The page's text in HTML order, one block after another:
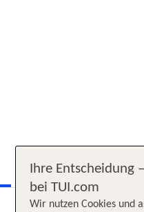
Ihre Entscheidung
bei TUI.com
Wir nutzen Cookies und